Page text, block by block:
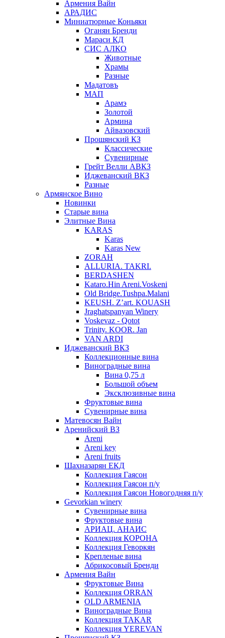
Армения Вайн
АРАДИС
Миниатюрные Коньяки
Оганян Бренди
Мараси КД
СИС АЛКО
Животные
Храмы
Разные
Мадатовъ
МАП
Арамэ
Золотой
Армина
Айвазовский
Прошянский КЗ
Классические
Сувенирные
Грейт Велли АВКЗ
Иджеванский ВКЗ
Разные
Армянское Вино
Новинки
Старые вина
Элитные Вина
KARAS
Karas
Karas New
ZORAH
ALLURIA. TAKRI.
BERDASHEN
Kataro.Hin Areni.Voskeni
Old Bridge.Tushpa.Malani
KEUSH. Z’art. KOUASH
Jraghatspanyan Winery
Voskevaz - Qotot
Trinity. KOOR. Jan
VAN ARDI
Иджеванский ВКЗ
Коллекционные вина
Виноградные вина
Вина 0,75 л
Большой объем
Эксклюзивные вина
Фруктовые вина
Cувенирные вина
Матевосян Вайн
Аренийский ВЗ
Areni
Areni key
Areni fruits
Шахназарян ЕКД
Коллекция Гаясон
Коллекция Гаясон п/у
Коллекция Гаясон Новогодняя п/у
Gevorkian winery
Сувенирные вина
Фруктовые вина
АРИАЦ. АНАИС
Коллекция КОРОНА
Коллекция Геворкян
Крепленые вина
Абрикосовый Бренди
Армения Вайн
Фруктовые Вина
Коллекция ORRAN
OLD ARMENIA
Виноградные Вина
Коллекция TAKAR
Коллекция YEREVAN